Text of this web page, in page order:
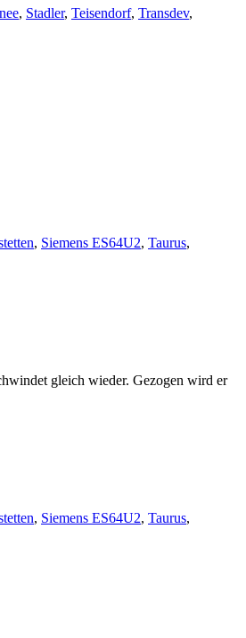
, Stadler, Teisendorf, Transdev,
, Siemens ES64U2, Taurus,
gleich wieder. Gezogen wird er
, Siemens ES64U2, Taurus,